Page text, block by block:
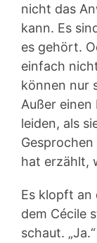
nicht das
kann. Es
es gehört.
einfach
können nur
Außer
leiden, als
hat erzählt,
Es klopft an
dem Cécile
schaut.